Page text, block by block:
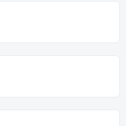
olmalı.